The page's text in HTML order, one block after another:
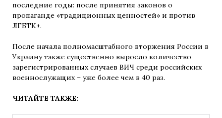
последние годы: после принятия законов о
пропаганде «традиционных ценностей» и против
ЛГБТК+.
После начала полномасштабного вторжения России в
Украину также существенно выросло количество
зарегистрированных случаев ВИЧ среди российских
военнослужащих – уже более чем в 40 раз.
ЧИТАЙТЕ ТАКЖЕ: